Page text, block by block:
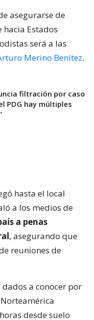
asegurarse de
Estados
será a las
Merino Benítez.
filtración por caso
PDG hay múltiples
hasta el local
a los medios de
a penas
, asegurando que
reuniones de
dados a conocer por
desde suelo